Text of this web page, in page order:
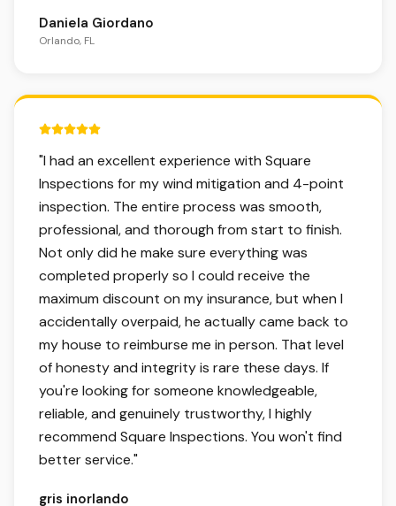
Daniela Giordano
Orlando, FL
5 out of 5 stars.
"I had an excellent experience with Square
Inspections for my wind mitigation and 4-point
inspection. The entire process was smooth,
professional, and thorough from start to finish.
Not only did he make sure everything was
completed properly so I could receive the
maximum discount on my insurance, but when I
accidentally overpaid, he actually came back to
my house to reimburse me in person. That level
of honesty and integrity is rare these days. If
you're looking for someone knowledgeable,
reliable, and genuinely trustworthy, I highly
recommend Square Inspections. You won't find
better service."
gris inorlando